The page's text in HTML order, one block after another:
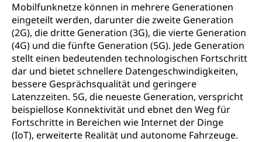
Mobilfunknetze können in mehrere Generationen
eingeteilt werden, darunter die zweite Generation
(2G), die dritte Generation (3G), die vierte Generation
(4G) und die fünfte Generation (5G). Jede Generation
stellt einen bedeutenden technologischen Fortschritt
dar und bietet schnellere Datengeschwindigkeiten,
bessere Gesprächsqualität und geringere
Latenzzeiten. 5G, die neueste Generation, verspricht
beispiellose Konnektivität und ebnet den Weg für
Fortschritte in Bereichen wie Internet der Dinge
(IoT), erweiterte Realität und autonome Fahrzeuge.